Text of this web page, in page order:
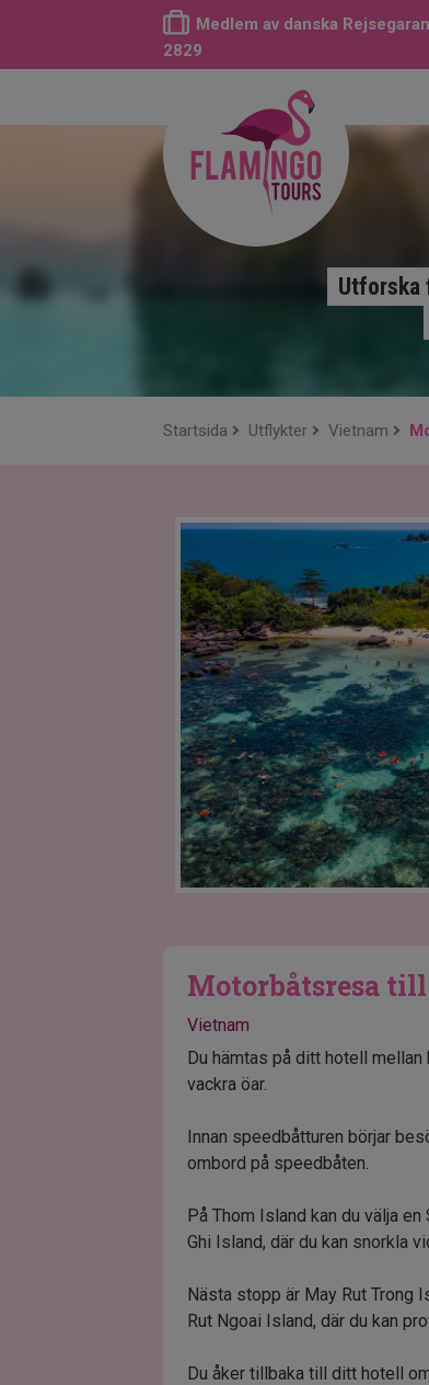
Medlem av danska
2829
Utforska
Startsida Utflykter Vietnam
Motorbåtsresa till
Vietnam
Du hämtas på ditt hotell
vackra öar.
Innan speedbåtturen börjar
ombord på speedbåten.
På Thom Island kan du välja
Ghi Island, där du kan snorkla
Nästa stopp är May Rut Trong
Rut Ngoai Island, där du kan
Du åker tillbaka till ditt hotell